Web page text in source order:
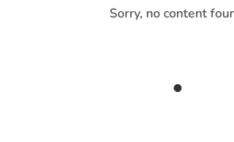
Sorry, no content